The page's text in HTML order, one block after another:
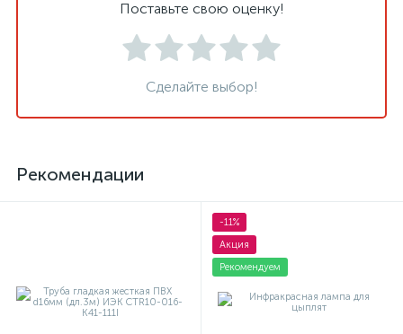
Поставьте свою оценку!
Сделайте выбор!
Рекомендации
-11%
Акция
Рекомендуем